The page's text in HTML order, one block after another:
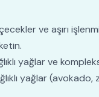
ve aşırı
yağlar ve
yağlar